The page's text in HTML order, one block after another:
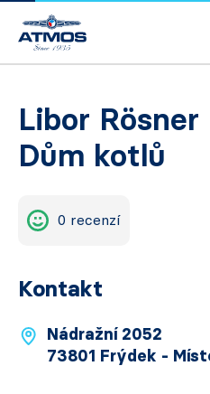
Libor Rösner
Dům kotlů
0 recenzí
Kontakt
Nádražní 2052
73801 Frýdek -